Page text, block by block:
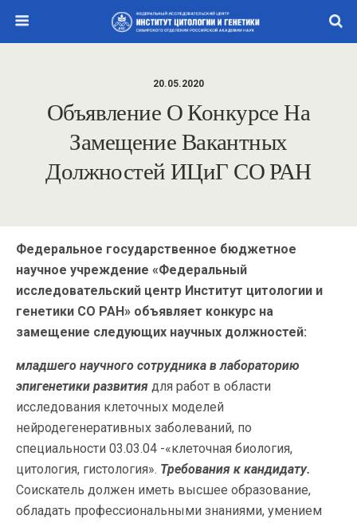
20.05.2020
Объявление О Конкурсе На
Замещение Вакантных
Должностей ИЦиГ СО РАН
Федеральное государственное бюджетное
научное учреждение «Федеральный
исследовательский центр Институт цитологии и
генетики СО РАН» объявляет конкурс на
замещение следующих научных должностей:
младшего научного сотрудника в лабораторию
эпигенетики развития для работ в области
исследования клеточных моделей
нейродегенеративных заболеваний, по
специальности 03.03.04 -«клеточная биология,
цитология, гистология». Требования к кандидату.
Соискатель должен иметь высшее образование,
обладать профессиональными знаниями, умением